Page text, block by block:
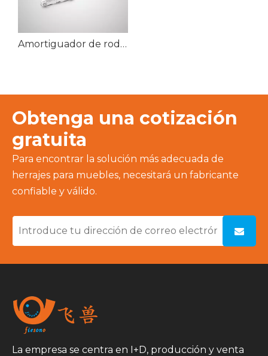
Amortiguador de rodillo de puerta deslizante moderno, estrecho y minimalista, con mecanismo de puerta de cierre suave
Obtenga una cotización
gratuita
Para encontrar la solución más adecuada de
herrajes para muebles, necesitará un fabricante
confiable y válido.
La empresa se centra en I+D, producción y venta